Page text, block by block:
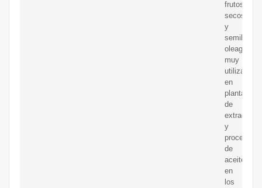
frutos
secos
y
semillas
muy
utilizadas
en
plantas
de
extracción
y
procesado
de
aceite
en
los